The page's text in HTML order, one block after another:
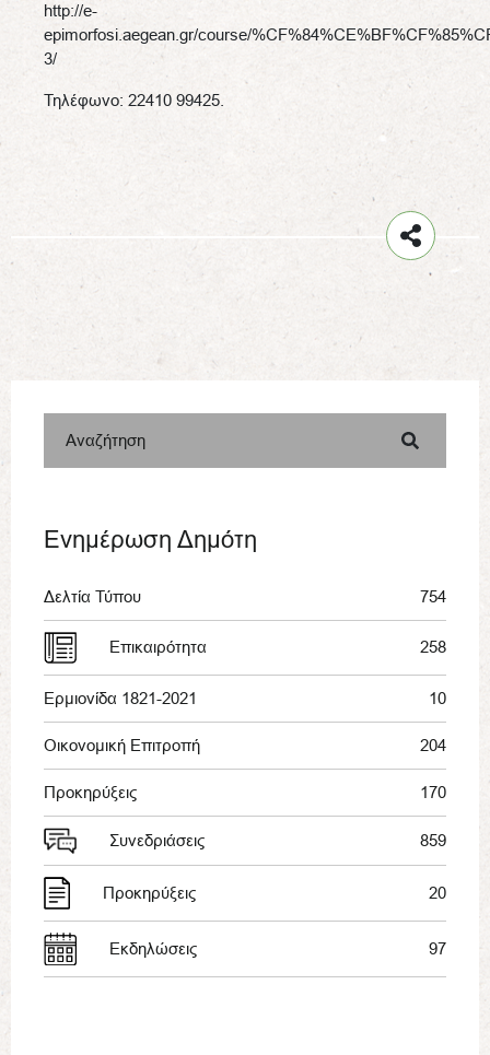
http://e-
epimorfosi.aegean.gr/course/
3/
Τηλέφωνο: 22410 99425.
Αναζήτηση
Ενημέρωση Δημότη
Δελτία Τύπου 754
Επικαιρότητα 258
Ερμιονίδα 1821-2021 10
Οικονομική Επιτροπή 204
Προκηρύξεις 170
Συνεδριάσεις 859
Προκηρύξεις 20
Εκδηλώσεις 97